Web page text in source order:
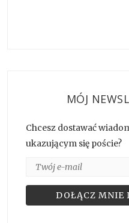
MÓJ
Chcesz dostawać
ukazującym się poście?